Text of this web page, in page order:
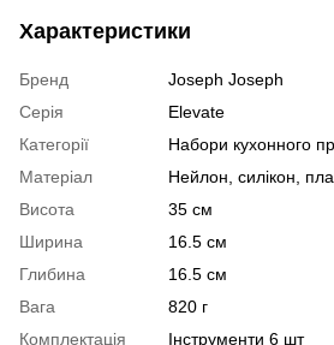
Характеристики
Бренд
Joseph Joseph
Серія
Elevate
Категорії
Набори кухонного
Матеріал
Нейлон, силікон,
Висота
35 см
Ширина
16.5 см
Глибина
16.5 см
Вага
820 г
Комплектація
Інструменти 6 шт